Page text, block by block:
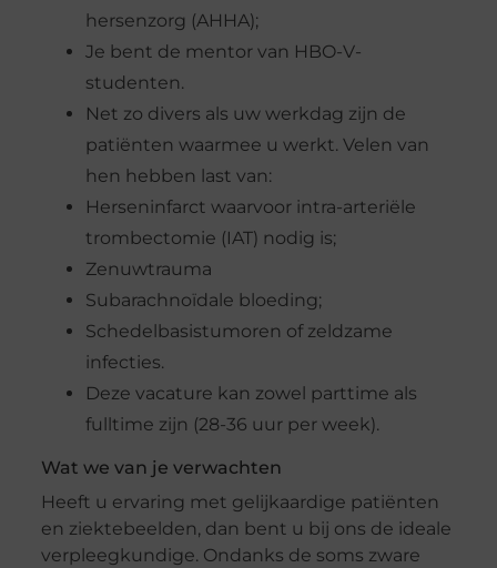
hersenzorg (AHHA);
Je bent de mentor van HBO-V-
studenten.
Net zo divers als uw werkdag zijn de
patiënten waarmee u werkt. Velen van
hen hebben last van:
Herseninfarct waarvoor intra-arteriële
trombectomie (IAT) nodig is;
Zenuwtrauma
Subarachnoïdale bloeding;
Schedelbasistumoren of zeldzame
infecties.
Deze vacature kan zowel parttime als
fulltime zijn (28-36 uur per week).
Wat we van je verwachten
Heeft u ervaring met gelijkaardige patiënten
en ziektebeelden, dan bent u bij ons de ideale
verpleegkundige. Ondanks de soms zware